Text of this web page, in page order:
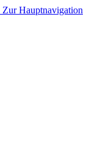
Zur Hauptnavigation